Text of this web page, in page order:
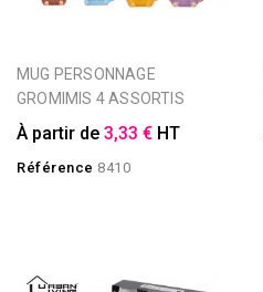
MUG PERSONNAGE
GROMIMIS 4 ASSORTIS
À partir de 3,33 € HT
Référence 8410